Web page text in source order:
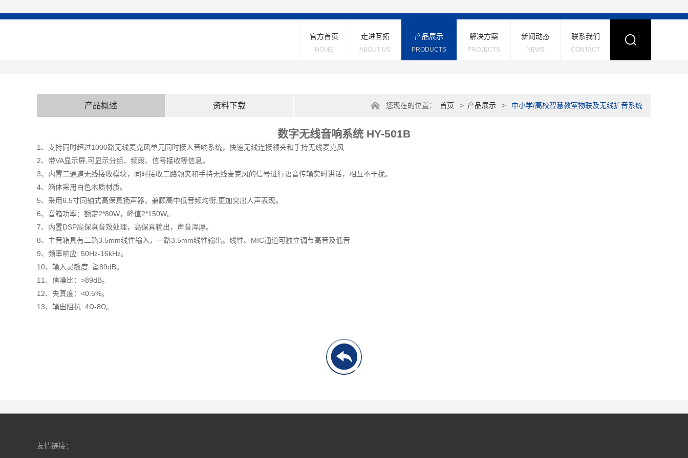
官方首页
HOME
走进互拓
ABOUT US
产品展示
PRODUCTS
解决方案
PROJECTS
新闻动态
NEWS
联系我们
CONTACT
您现在的位置： 首页 > 产品展示 > 中小学/高校智慧教室物联及无线扩音系统
产品概述 资料下载
数字无线音响系统 HY-501B
1、支持同时超过1000路无线麦克风单元同时接入音响系统，快速无线连接领夹和手持无线麦克风
2、带VA显示屏,可显示分组、频段、信号接收等信息。
3、内置二通道无线接收模块，同时接收二路领夹和手持无线麦克风的信号进行语音传输实时讲话，相互不干扰。
4、箱体采用白色木质材质。
5、采用6.5寸同轴式高保真扬声器，兼顾高中低音频均衡,更加突出人声表现。
6、音箱功率：额定2*80W，峰值2*150W。
7、内置DSP高保真音效处理，高保真输出，声音浑厚。
8、主音箱具有二路3.5mm线性输入，一路3.5mm线性输出。线性、MIC通道可独立调节高音及低音
9、频率响应: 50Hz-16kHz。
10、输入灵敏度: ≧89dB。
11、信噪比：>89dB。
12、失真度：<0.5%。
13、输出阻抗: 4Ω-8Ω。
友情链接：